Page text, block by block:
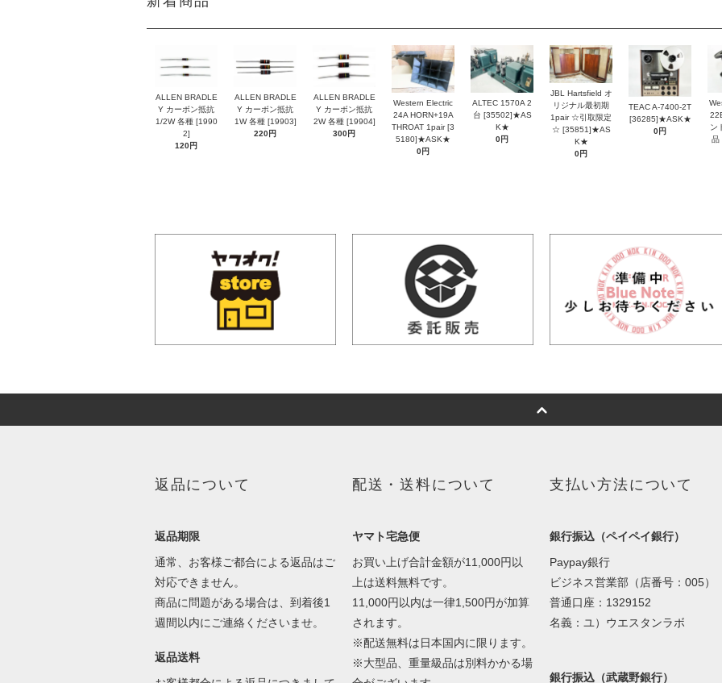
ALLEN BRADLE
Y カーボン抵抗
1/2W 各種 [1990
2]
120円
ALLEN BRADLE
Y カーボン抵抗
1W 各種 [19903]
220円
ALLEN BRADLE
Y カーボン抵抗
2W 各種 [19904]
300円
Western Electric
24A HORN+19A
THROAT 1pair [3
5180]★ASK★
0円
ALTEC 1570A 2
台 [35502]★AS
K★
0円
JBL Hartsfield オ
リジナル最初期
1pair ☆引取限定
☆ [35851]★AS
K★
0円
TEAC A-7400-2T
[36285]★ASK★
0円
ン
品
返品について
返品期限
通常、お客様ご都合による返品はご
対応できません。
商品に問題がある場合は、到着後1
週間以内にご連絡くださいませ。
返品送料
配送・送料について
ヤマト宅急便
お買い上げ合計金額が11,000円以
上は送料無料です。
11,000円以内は一律1,500円が加算
されます。
※配送無料は日本国内に限ります。
※大型品、重量級品は別料かかる場
支払い方法について
銀行振込（ペイペイ銀行）
Paypay銀行
ビジネス営業部（店番号：005）
普通口座：1329152
名義：ユ）ウエスタンラボ
銀行振込（武蔵野銀行）